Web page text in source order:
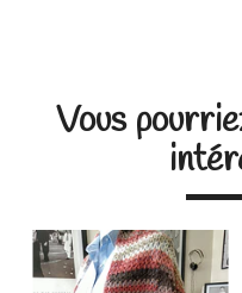
Vous